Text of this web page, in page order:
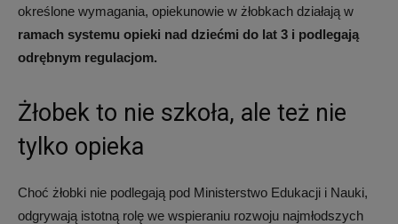
określone wymagania, opiekunowie w żłobkach działają w
ramach systemu opieki nad dziećmi do lat 3 i podlegają
odrębnym regulacjom.
Żłobek to nie szkoła, ale też nie
tylko opieka
Choć żłobki nie podlegają pod Ministerstwo Edukacji i Nauki,
odgrywają istotną rolę we wspieraniu rozwoju najmłodszych